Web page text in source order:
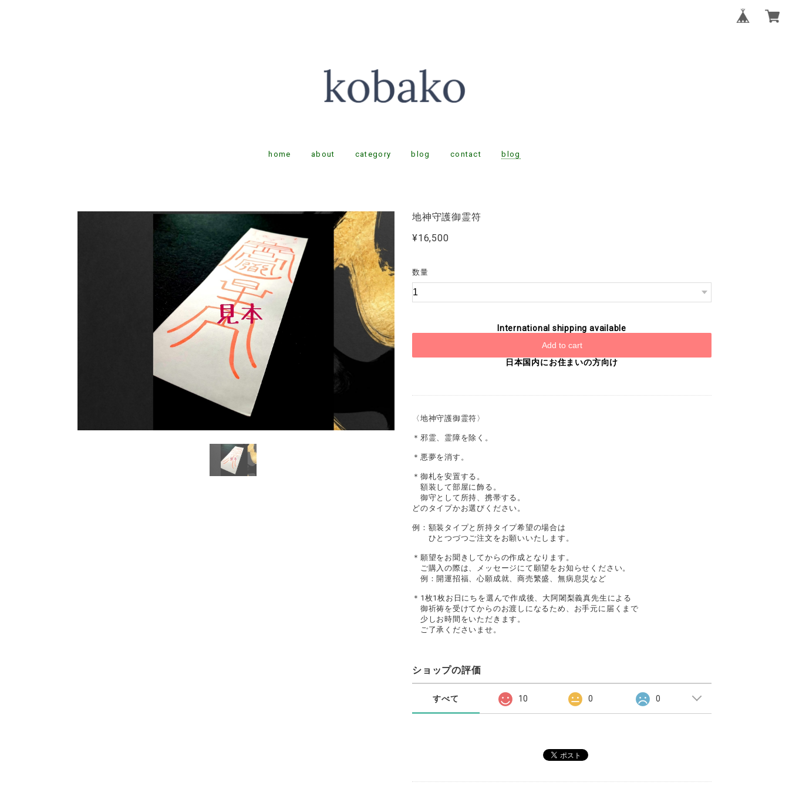
home about category blog contact blog
地神守護御霊符
¥16,500
数量
International shipping available
Add to cart
日本国内にお住まいの方向け
〈地神守護御霊符〉
＊邪霊、霊障を除く。
＊悪夢を消す。
＊御札を安置する。
額装して部屋に飾る。
御守として所持、携帯する。
どのタイプかお選びください。
例：額装タイプと所持タイプ希望の場合は
ひとつづつご注文をお願いいたします。
＊願望をお聞きしてからの作成となります。
ご購入の際は、メッセージにて願望をお知らせください。
例：開運招福、心願成就、商売繁盛、無病息災など
＊1枚1枚お日にちを選んで作成後、大阿闍梨義真先生による
御祈祷を受けてからのお渡しになるため、お手元に届くまで
少しお時間をいただきます。
ご了承くださいませ。
ショップの評価
すべて 10 0 0